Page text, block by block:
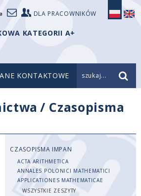
DLA PRACOWNIKÓW
KATEGORII A+
KONTAKTOWE szukaj...
/ Czasopisma
CZASOPISMA IMPAN
ACTA ARITHMETICA
ANNALES POLONICI MATHEMATICI
APPLICATIONES MATHEMATICAE
WSZYSTKIE ZESZYTY